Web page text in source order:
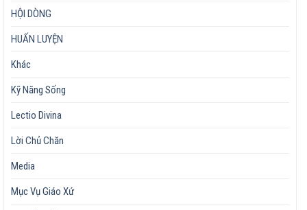
HỘI DÒNG
HUẤN LUYỆN
Khác
Kỹ Năng Sống
Lectio Divina
Lời Chủ Chăn
Media
Mục Vụ Giáo Xứ